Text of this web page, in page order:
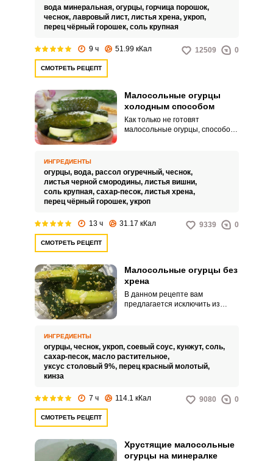
аппетитными и ароматными,
что просто оторваться
невозможно.
вода минеральная, огурцы, горчица порошок,
чеснок, лавровый лист, листья хрена, укроп,
перец чёрный горошек, соль крупная
9 ч 51.99 кКал 12509 0
СМОТРЕТЬ РЕЦЕПТ
Малосольные огурцы
холодным способом
Как только не готовят
малосольные огурцы, способов
магазине, а как только
появляются свои домашние –
готовят малосольные огурчики.
ИНГРЕДИЕНТЫ
огурцы, вода, рассол огуречный, чеснок,
листья черной смородины, листья вишни,
соль крупная, сахар-песок, листья хрена,
перец чёрный горошек, укроп
13 ч 31.17 кКал 9339 0
СМОТРЕТЬ РЕЦЕПТ
Малосольные огурцы без
хрена
В данном рецепте вам
предлагается исключить из
соус. Получится оригинально и
вкусно.
ИНГРЕДИЕНТЫ
огурцы, чеснок, укроп, соевый соус, кунжут, соль,
сахар-песок, масло растительное,
уксус столовый 9%, перец красный молотый,
кинза
7 ч 114.1 кКал 9080 0
СМОТРЕТЬ РЕЦЕПТ
Хрустящие малосольные
огурцы на минералке